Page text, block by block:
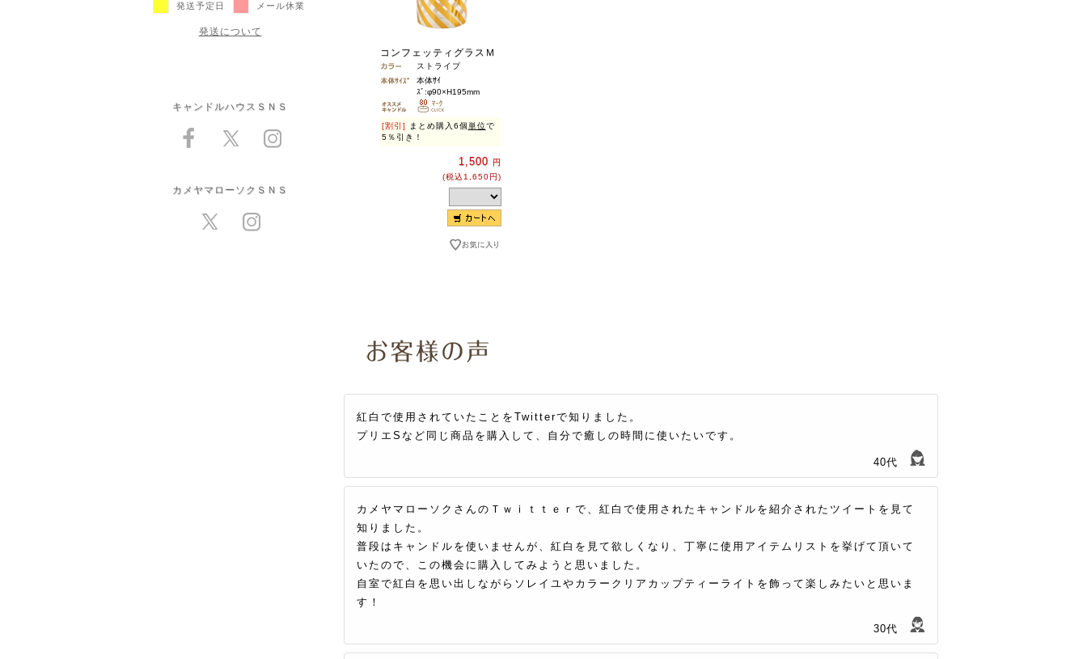
コンフェッティグラスＭ
ストライプ
本体ｻｲ
ｽﾞ:φ90×H195mm
[割引] まとめ購入6個 単位で
5％引き！
1,500
円
(税込1,650円)
紅白で使用されていたことをTwitterで知りました。
プリエSなど同じ商品を購入して、自分で癒しの時間に使いたいです。
40代
カメヤマローソクさんのＴｗｉｔｔｅｒで、紅白で使用されたキャンドルを紹介されたツイートを見て
知りました。
普段はキャンドルを使いませんが、紅白を見て欲しくなり、丁寧に使用アイテムリストを挙げて頂いて
いたので、この機会に購入してみようと思いました。
自室で紅白を思い出しながらソレイユやカラークリアカップティーライトを飾って楽しみたいと思いま
す！
30代
発送予定日 メール休業
発送について
キャンドルハウスＳＮＳ
カメヤマローソクＳＮＳ